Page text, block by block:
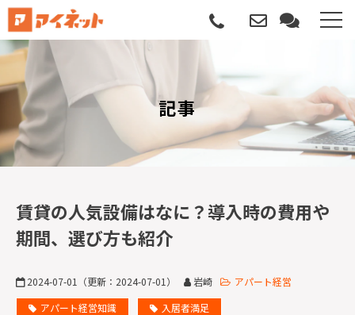
選ばれる理由
導入について
サポートについて
記事
資料請求
記事
賃貸の人気設備はなに？導入時の費用や
期間、選び方も紹介
2024-07-01 （更新： 2024-07-01 ） 岩崎
アパート経営
アパート経営知識
入居者満足